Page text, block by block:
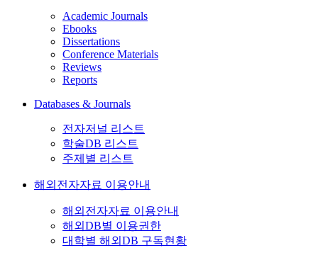
Academic Journals
Ebooks
Dissertations
Conference Materials
Reviews
Reports
Databases & Journals
전자저널 리스트
학술DB 리스트
주제별 리스트
해외전자자료 이용안내
해외전자자료 이용안내
해외DB별 이용권한
대학별 해외DB 구독현황